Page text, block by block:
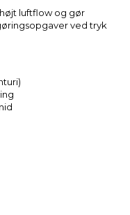
luftflow og gør
ved tryk